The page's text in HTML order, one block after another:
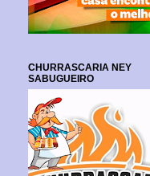
CHURRASCARIA NEY
SABUGUEIRO